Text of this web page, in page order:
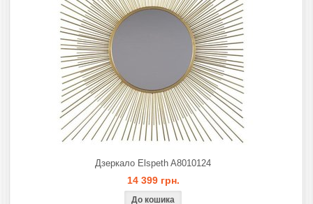
Дзеркало Elspeth A8010124
14 399 грн.